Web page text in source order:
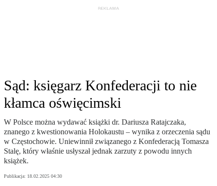
Sąd: księgarz Konfederacji to nie
kłamca oświęcimski
W Polsce można wydawać książki dr. Dariusza Ratajczaka,
znanego z kwestionowania Holokaustu – wynika z orzeczenia sądu
w Częstochowie. Uniewinnił związanego z Konfederacją Tomasza
Stalę, który właśnie usłyszał jednak zarzuty z powodu innych
książek.
Publikacja: 18.02.2025 04:30